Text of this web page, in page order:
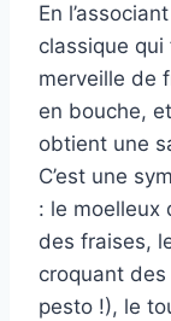
En
classique
merveille de
en bouche,
obtient une
C’est une
: le moelleux
des fraises,
croquant
pesto !), le